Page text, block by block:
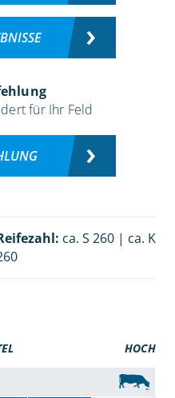
für Ihr Feld
ca. S 260 | ca. K
HOCH